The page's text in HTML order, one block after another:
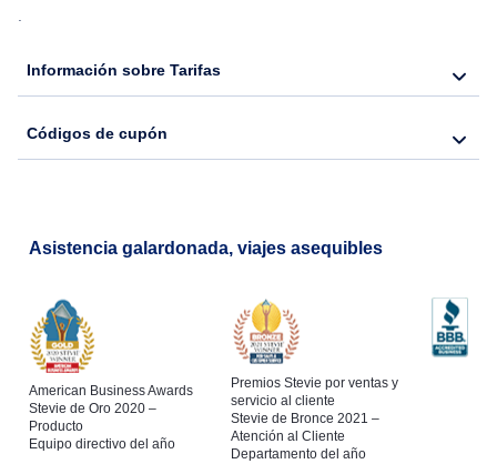
.
Información sobre Tarifas
Códigos de cupón
Asistencia galardonada, viajes asequibles
American Business Awards
Stevie de Oro 2020 –
Producto
Equipo directivo del año
Premios Stevie por ventas y
servicio al cliente
Stevie de Bronce 2021 –
Atención al Cliente
Departamento del año